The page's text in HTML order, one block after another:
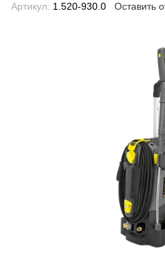
Артикул: 1.520-930.0 Оставить